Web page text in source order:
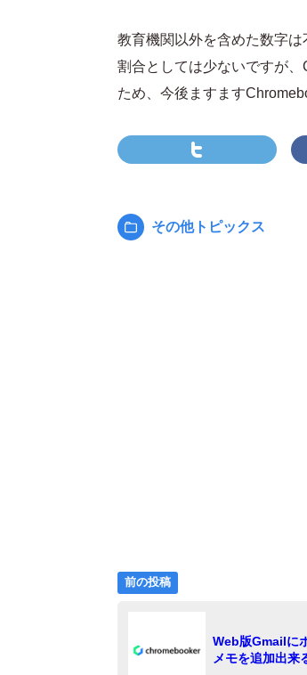
教育機関以外を含めた数字
割合としては少ないですが
ため、今後ますます
カ
その他トピックス
投
ナ
前の投稿
の
Web版Gmailに
メモを追加出来